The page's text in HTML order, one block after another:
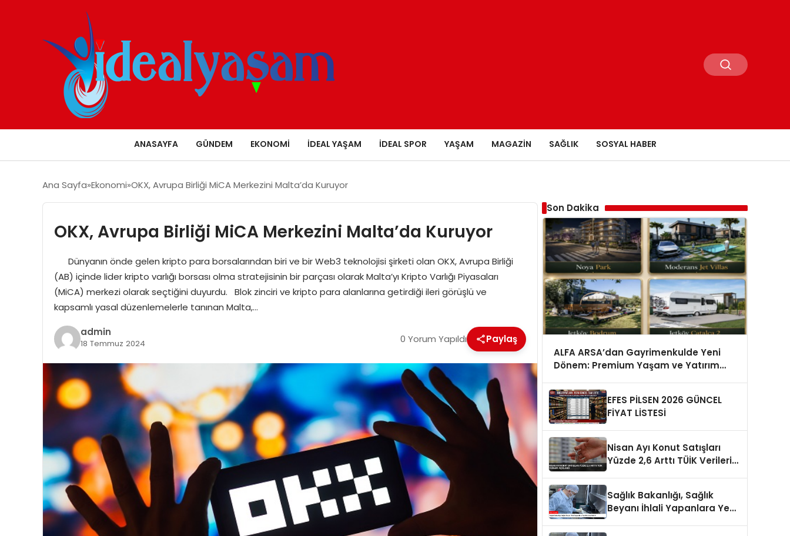
ANASAYFA GÜNDEM EKONOMI İDEAL YAŞAM İDEAL SPOR YAŞAM MAGAZIN SAĞLIK SOSYAL HABER
Ana Sayfa Ekonomi OKX, Avrupa Birliği MiCA Merkezini Malta’da Kuruyor
OKX, Avrupa Birliği MiCA Merkezini Malta’da Kuruyor
Dünyanın önde gelen kripto para borsalarından biri ve bir Web3 teknolojisi şirketi olan OKX, Avrupa Birliği
(AB) içinde lider kripto varlığı borsası olma stratejisinin bir parçası olarak Malta’yı Kripto Varlığı Piyasaları
(MiCA) merkezi olarak seçtiğini duyurdu. Blok zinciri ve kripto para alanlarına getirdiği ileri görüşlü ve
kapsamlı yasal düzenlemelerle tanınan Malta,…
admin
18 Temmuz 2024 0 Yorum Yapıldı Paylaş
Son Dakika
ALFA ARSA’dan Gayrimenkulde Yeni
Dönem: Premium Yaşam ve Yatırım
EFES PİLSEN 2026 GÜNCEL
FİYAT LİSTESİ
Nisan Ayı Konut Satışları
Yüzde 2,6 Arttı TÜİK Verileri
Sağlık Bakanlığı, Sağlık
Beyanı İhlali Yapanlara Yeni